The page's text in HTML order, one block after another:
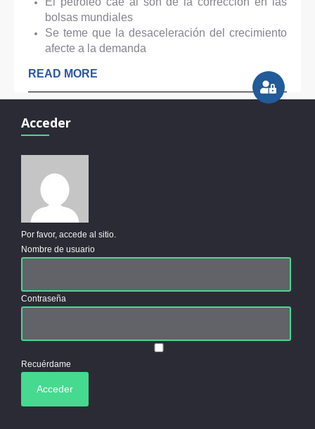
bolsas mundiales
Se teme que la desaceleración del crecimiento
afecte a la demanda
READ MORE
Acceder
Por favor, accede al sitio.
Nombre de usuario
Contraseña
Recuérdame